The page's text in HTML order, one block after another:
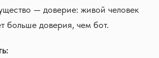
— доверие: живой человек
больше доверия, чем бот.